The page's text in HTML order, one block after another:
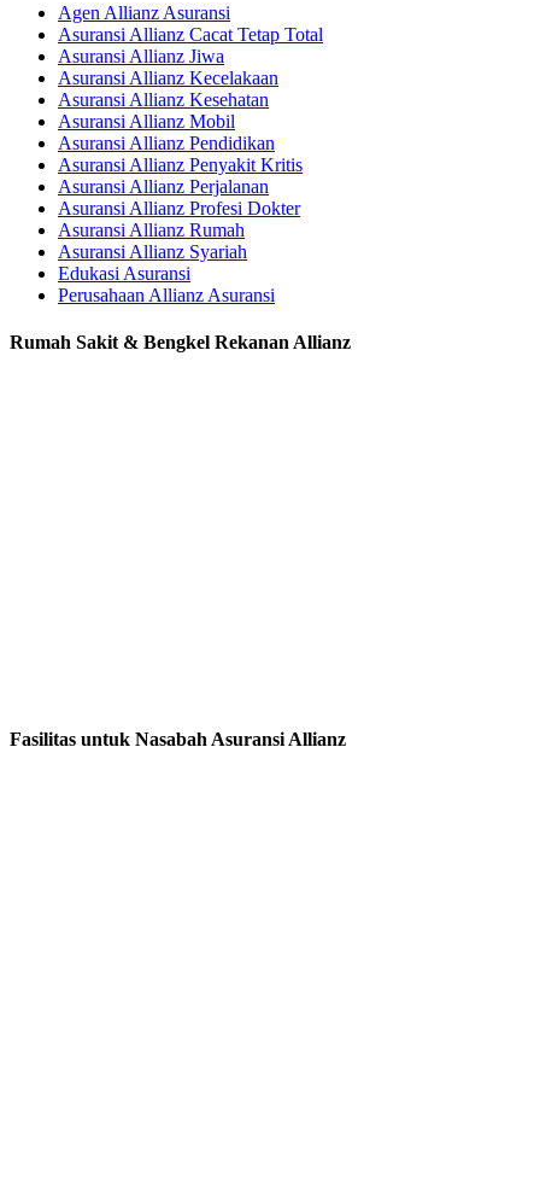
Agen Allianz Asuransi
Asuransi Allianz Cacat Tetap Total
Asuransi Allianz Jiwa
Asuransi Allianz Kecelakaan
Asuransi Allianz Kesehatan
Asuransi Allianz Mobil
Asuransi Allianz Pendidikan
Asuransi Allianz Penyakit Kritis
Asuransi Allianz Perjalanan
Asuransi Allianz Profesi Dokter
Asuransi Allianz Rumah
Asuransi Allianz Syariah
Edukasi Asuransi
Perusahaan Allianz Asuransi
Rumah Sakit & Bengkel Rekanan Allianz
Fasilitas untuk Nasabah Asuransi Allianz